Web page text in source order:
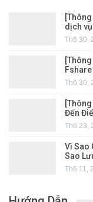
dịch
Th6 30,
Fshare
Th6 30,
Đến
Th6 23,
Vì Sao
Sao
Th6 11,